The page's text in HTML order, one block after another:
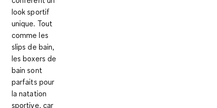
look sportif
unique. Tout
comme les
slips de bain,
les boxers de
bain sont
parfaits pour
lanatation
sportive, car